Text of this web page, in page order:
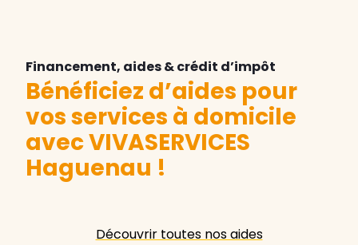
Financement, aides & crédit d’impôt
Bénéficiez d’aides pour
vos services à domicile
avec VIVASERVICES
Haguenau !
Découvrir toutes nos aides